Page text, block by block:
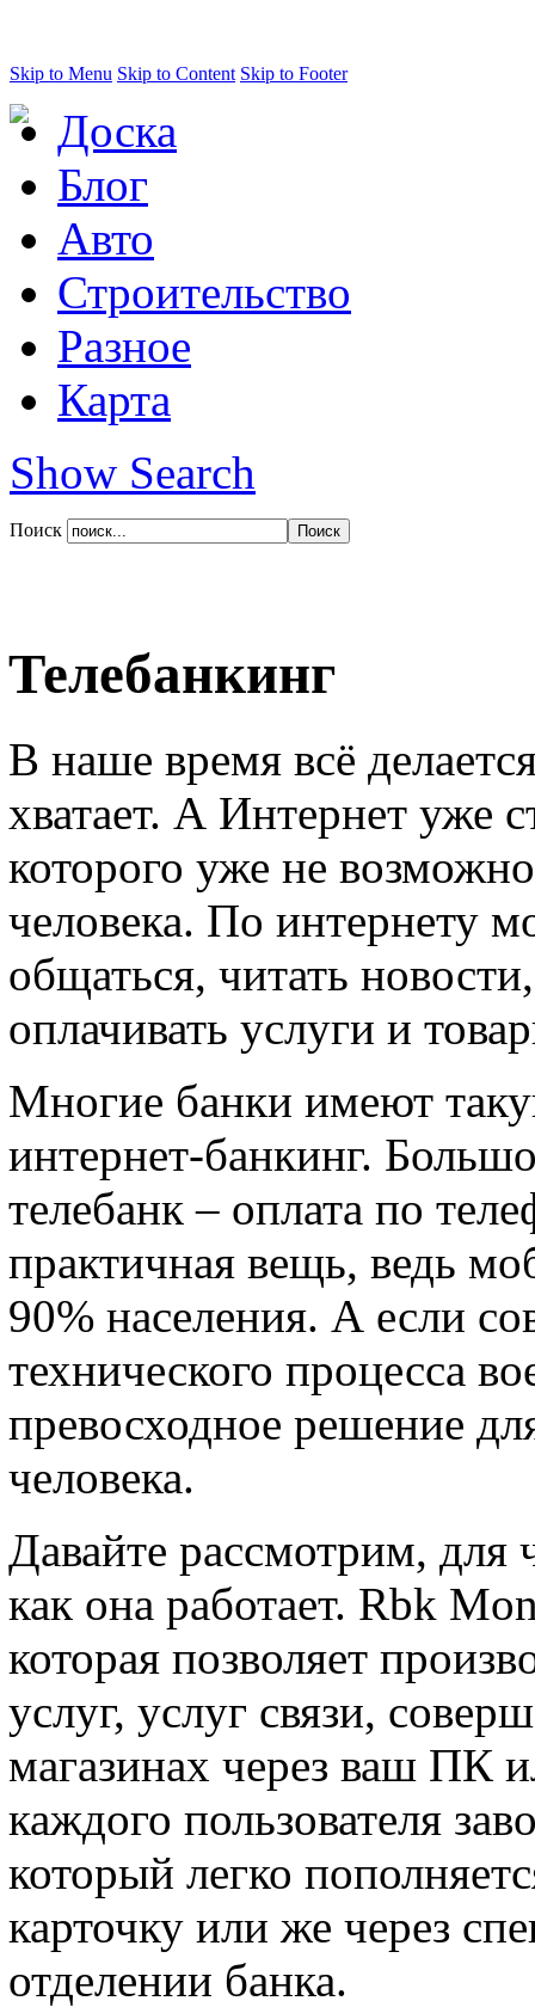
Skip to Menu Skip to Content Skip to Footer
Доска
Блог
Авто
Строительство
Разное
Карта
Show Search
Поиск
Телебанкинг
В наше время всё
хватает. А Интернет уже
которого уже не
человека. По интернету
общаться, читать
оплачивать услуги и
Многие банки имеют
интернет-банкинг.
телебанк – оплата по
практичная вещь, ведь
90% населения. А если
технического процесса
превосходное решение
человека.
Давайте рассмотрим, для
как она работает. Rbk
которая позволяет
услуг, услуг связи,
магазинах через ваш ПК
каждого пользователя
который легко
карточку или же через
отделении банка.